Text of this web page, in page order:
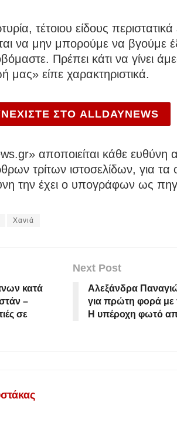
τέτοιου είδους περιστατικά
να μην μπορούμε να βγούμε
Πρέπει κάτι να γίνει
μας» είπε χαρακτηριστικά.
ΣΤΟ ALLDAYNEWS
αποποιείται κάθε ευθύνη
τρίτων ιστοσελίδων, για
την έχει ο υπογράφων ως
Χανιά
κατά
–
σε
Next Post
Αλεξάνδρα
για πρώτη φορά με
Η υπέροχη φωτό